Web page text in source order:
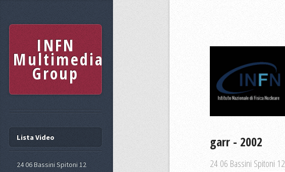
garr - 2002
24 06 Bassini Spitoni 12
INFN
Multimedia
Group
Lista Video
24 06 Bassini Spitoni 12